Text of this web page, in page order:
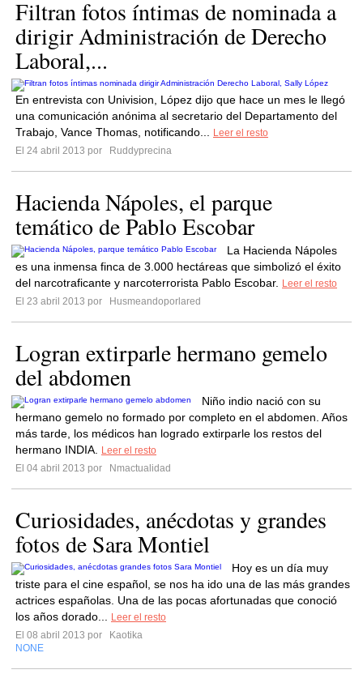
Filtran fotos íntimas de nominada a
dirigir Administración de Derecho
Laboral,...
En entrevista con Univision, López dijo que hace un mes le llegó
una comunicación anónima al secretario del Departamento del
Trabajo, Vance Thomas, notificando...
Leer el resto
El 24 abril 2013 por
Ruddyprecina
Hacienda Nápoles, el parque
temático de Pablo Escobar
La Hacienda Nápoles
es una inmensa finca de 3.000 hectáreas que simbolizó el éxito
del narcotraficante y narcoterrorista Pablo Escobar.
Leer el resto
El 23 abril 2013 por
Husmeandoporlared
Logran extirparle hermano gemelo
del abdomen
Niño indio nació con su
hermano gemelo no formado por completo en el abdomen. Años
más tarde, los médicos han logrado extirparle los restos del
hermano INDIA.
Leer el resto
El 04 abril 2013 por
Nmactualidad
Curiosidades, anécdotas y grandes
fotos de Sara Montiel
Hoy es un día muy
triste para el cine español, se nos ha ido una de las más grandes
actrices españolas. Una de las pocas afortunadas que conoció
los años dorado...
Leer el resto
El 08 abril 2013 por
Kaotika
NONE